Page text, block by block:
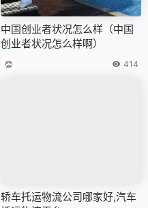
中国创业者状况怎么样（中国
创业者状况怎么样啊）
414
轿车托运物流公司哪家好,汽车